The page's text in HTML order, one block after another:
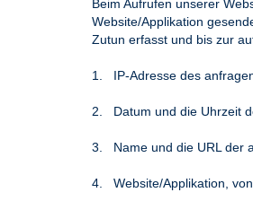
Beim Aufrufen unserer
Website/Applikation
Zutun erfasst und bis zur
1. IP-Adresse des
2. Datum und die Uhrzeit
3. Name und die URL der
4. Website/Applikation,